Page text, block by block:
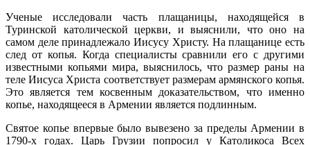
Ученые исследовали часть плащаницы, находящейся в
Туринской католической церкви, и выяснили, что оно на
самом деле принадлежало Иисусу Христу. На плащанице есть
след от копья. Когда специалисты сравнили его с другими
известными копьями мира, выяснилось, что размер раны на
теле Иисуса Христа соответствует размерам армянского копья.
Это является тем косвенным доказательством, что именно
копье, находящееся в Армении является подлинным.
Святое копье впервые было вывезено за пределы Армении в
1790-х годах. Царь Грузии попросил у Католикоса Всех